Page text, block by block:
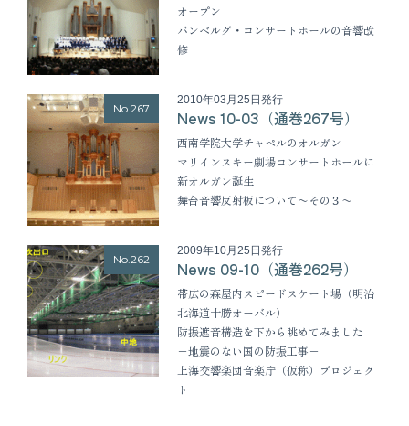
オープン
バンベルグ・コンサートホールの音響改
修
No.267
2010年03月25日発行
News 10-03（通巻267号）
西南学院大学チャペルのオルガン
マリインスキー劇場コンサートホールに
新オルガン誕生
舞台音響反射板について〜その３〜
No.262
2009年10月25日発行
News 09-10（通巻262号）
帯広の森屋内スピードスケート場（明治
北海道十勝オーバル）
防振遮音構造を下から眺めてみました
−地震のない国の防振工事−
上海交響楽団音楽庁（仮称）プロジェク
ト